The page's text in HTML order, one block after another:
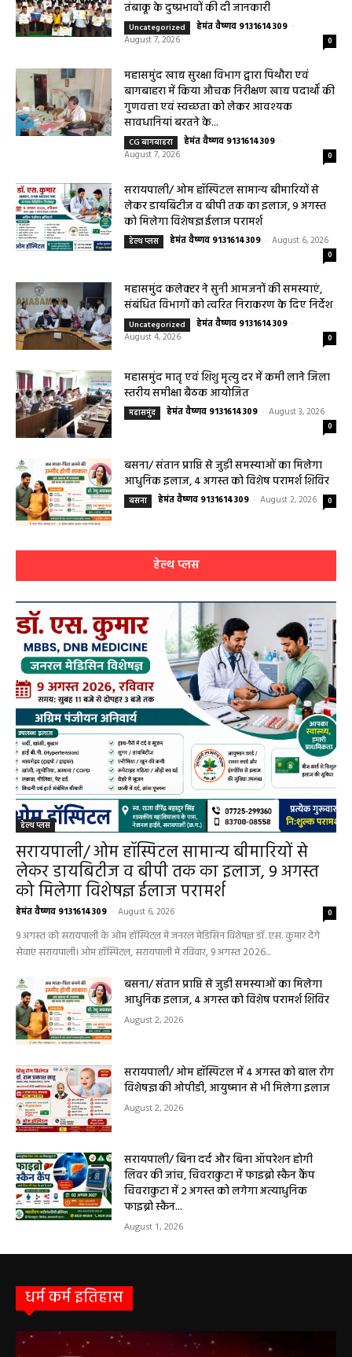
Uncategorized हेमंत वैष्णव 9131614309
August 7, 2026
0
महासमुंद खाद्य सुरक्षा विभाग द्वारा पिथौरा एवं
बागबाहरा में किया औचक निरीक्षण खाद्य पदार्थों की
गुणवत्ता एवं स्वच्छता को लेकर आवश्यक
सावधानियां बरतने के...
CG बागबाहरा हेमंत वैष्णव 9131614309
August 7, 2026
0
सरायपाली/ ओम हॉस्पिटल सामान्य बीमारियों से
लेकर डायबिटीज व बीपी तक का इलाज, 9 अगस्त
को मिलेगा विशेषज्ञ ईलाज परामर्श
हेल्थ प्लस हेमंत वैष्णव 9131614309 August 6, 2026
0
महासमुंद कलेक्टर ने सुनी आमजनों की समस्याएं,
संबंधित विभागों को त्वरित निराकरण के दिए निर्देश
Uncategorized हेमंत वैष्णव 9131614309
August 4, 2026
0
महासमुंद मातृ एवं शिशु मृत्यु दर में कमी लाने जिला
स्तरीय समीक्षा बैठक आयोजित
महासमुंद हेमंत वैष्णव 9131614309 August 3, 2026
0
बसना/ संतान प्राप्ति से जुड़ी समस्याओं का मिलेगा
आधुनिक इलाज, 4 अगस्त को विशेष परामर्श शिविर
बसना हेमंत वैष्णव 9131614309 August 2, 2026 0
हेल्थ प्लस
हेल्थ प्लस
सरायपाली/ ओम हॉस्पिटल सामान्य बीमारियों से
लेकर डायबिटीज व बीपी तक का इलाज, 9 अगस्त
को मिलेगा विशेषज्ञ ईलाज परामर्श
हेमंत वैष्णव 9131614309 August 6, 2026 0
9 अगस्त को सरायपाली के ओम हॉस्पिटल में जनरल मेडिसिन विशेषज्ञ डॉ. एस. कुमार देंगे
सेवाएं सरायपाली। ओम हॉस्पिटल, सरायपाली में रविवार, 9 अगस्त 2026...
बसना/ संतान प्राप्ति से जुड़ी समस्याओं का मिलेगा
आधुनिक इलाज, 4 अगस्त को विशेष परामर्श शिविर
August 2, 2026
सरायपाली/ ओम हॉस्पिटल में 4 अगस्त को बाल रोग
विशेषज्ञ की ओपीडी, आयुष्मान से भी मिलेगा इलाज
August 2, 2026
सरायपाली/ बिना दर्द और बिना ऑपरेशन होगी
लिवर की जांच, चिवराकुटा में फाइब्रो स्कैन कैंप
चिवराकुटा में 2 अगस्त को लगेगा अत्याधुनिक
फाइब्रो स्कैन...
August 1, 2026
धर्म कर्म इतिहास